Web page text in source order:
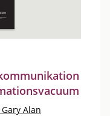
Gary Alan